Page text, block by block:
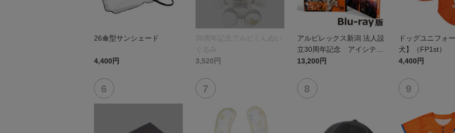
26傘型サンシェード
4,400円
30周年記念アルビくんぬい
ぐるみ
3,520円
アルビレックス新潟 法人設
立30周年記念 アイシテル
ニイガタ ―受け継がれる想
13,200円
ドッグユニフォ
犬】（FP1st）
4,400円